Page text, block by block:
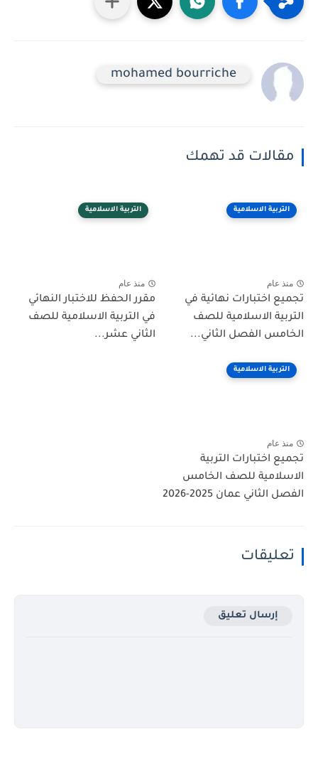
mohamed bourriche
مقالات قد تهمك
التربية الاسلامية
منذ عام
تجميع اختبارات نهائية في
التربية الاسلامية للصف
الخامس الفصل الثاني...
التربية الاسلامية
منذ عام
مقرر الحفظ للاختبار النهائي
في التربية الاسلامية للصف
الثاني عشر...
التربية الاسلامية
منذ عام
تجميع اختبارات التربية
الاسلامية للصف الخامس
الفصل الثاني عمان 2025-2026
تعليقات
إرسال تعليق